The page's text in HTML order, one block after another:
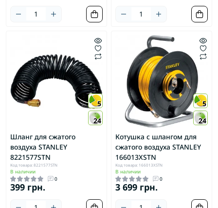
5
24
Шланг для сжатого
воздуха STANLEY
8221577STN
Код товара: 8221577STN
В наличии
0
399 грн.
5
24
Котушка с шлангом для
сжатого воздуха STANLEY
166013XSTN
Код товара: 166013XSTN
В наличии
0
3 699 грн.